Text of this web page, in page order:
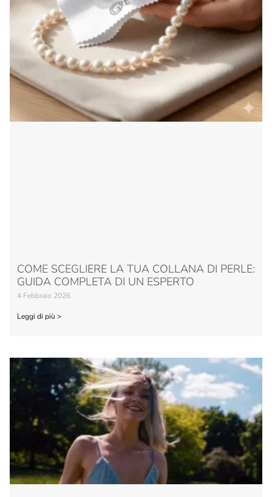
COME SCEGLIERE LA TUA COLLANA DI PERLE:
GUIDA COMPLETA DI UN ESPERTO
4 Febbraio 2026
Leggi di più >